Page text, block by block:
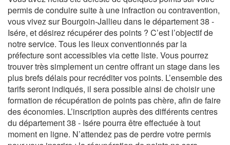
permis de conduire suite à une infraction ou contravention,
vous vivez sur Bourgoin-Jallieu dans le département 38 -
Isére, et désirez récupérer des points ? C’est l’objectif de
notre service. Tous les lieux conventionnés par la
préfecture sont accessibles via cette liste. Vous pourrez
trouver très simplement un centre offrant un stage dans les
plus brefs délais pour recréditer vos points. L’ensemble des
tarifs seront indiqués, il sera possible ainsi de choisir une
formation de récupération de points pas chère, afin de faire
des économies. L’inscription auprès des différents centres
du département 38 - Isére pourra être effectuée à tout
moment en ligne. N’attendez pas de perdre votre permis